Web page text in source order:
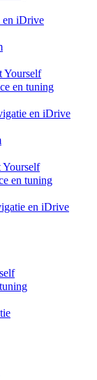
iDrive
en tuning
en iDrive
en tuning
en iDrive